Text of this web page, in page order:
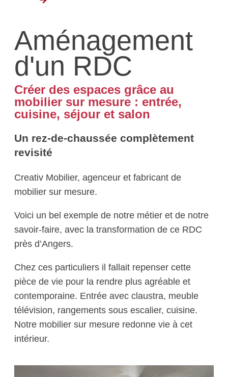
Aménagement
d'un RDC
Créer des espaces grâce au
mobilier sur mesure : entrée,
cuisine, séjour et salon
Un rez-de-chaussée complètement
revisité
Creativ Mobilier, agenceur et fabricant de
mobilier sur mesure.
Voici un bel exemple de notre métier et de notre
savoir-faire, avec la transformation de ce RDC
près d’Angers.
Chez ces particuliers il fallait repenser cette
pièce de vie pour la rendre plus agréable et
contemporaine. Entrée avec claustra, meuble
télévision, rangements sous escalier, cuisine.
Notre mobilier sur mesure redonne vie à cet
intérieur.